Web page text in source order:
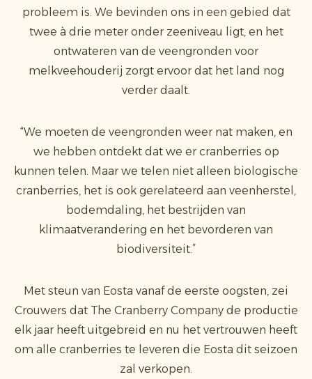
probleem is. We bevinden ons in een gebied dat
twee à drie meter onder zeeniveau ligt, en het
ontwateren van de veengronden voor
melkveehouderij zorgt ervoor dat het land nog
verder daalt.
“We moeten de veengronden weer nat maken, en
we hebben ontdekt dat we er cranberries op
kunnen telen. Maar we telen niet alleen biologische
cranberries, het is ook gerelateerd aan veenherstel,
bodemdaling, het bestrijden van
klimaatverandering en het bevorderen van
biodiversiteit.”
Met steun van Eosta vanaf de eerste oogsten, zei
Crouwers dat The Cranberry Company de productie
elk jaar heeft uitgebreid en nu het vertrouwen heeft
om alle cranberries te leveren die Eosta dit seizoen
zal verkopen.